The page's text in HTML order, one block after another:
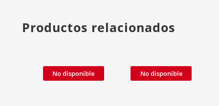
Productos relacionados
No disponible No disponible